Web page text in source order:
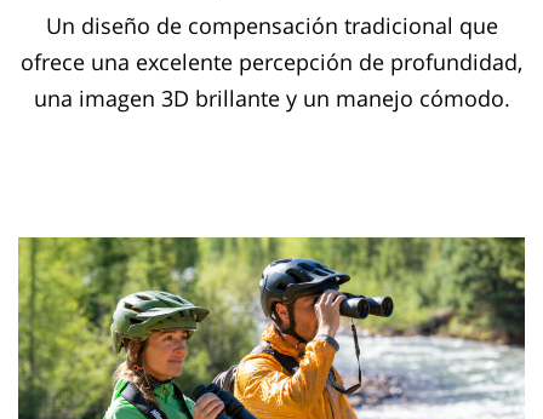
Un diseño de compensación tradicional que
ofrece una excelente percepción de profundidad,
una imagen 3D brillante y un manejo cómodo.